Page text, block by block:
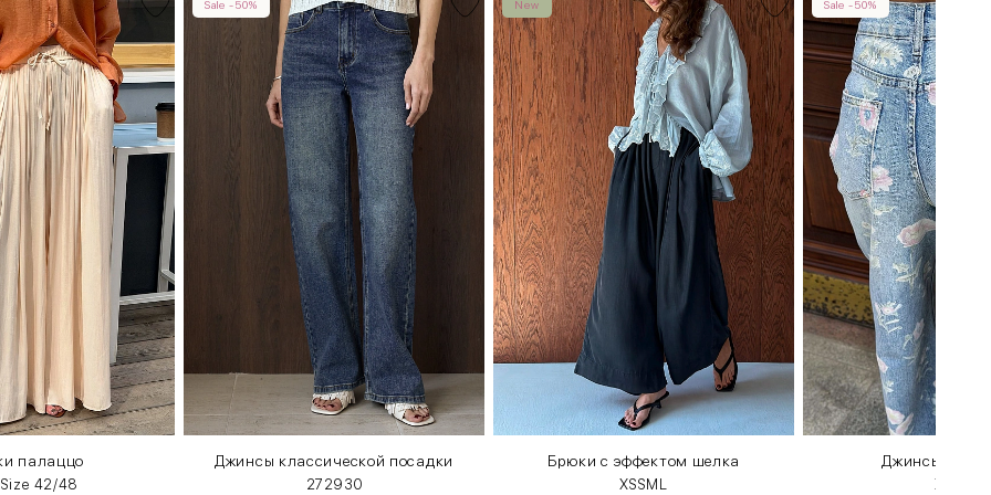
палаццо
Size 42/48
Sale -50%
Джинсы классической посадки
27 29 30
New
Брюки с эффектом шелка
XSS M L
Sale -50%
Джинсы
XS